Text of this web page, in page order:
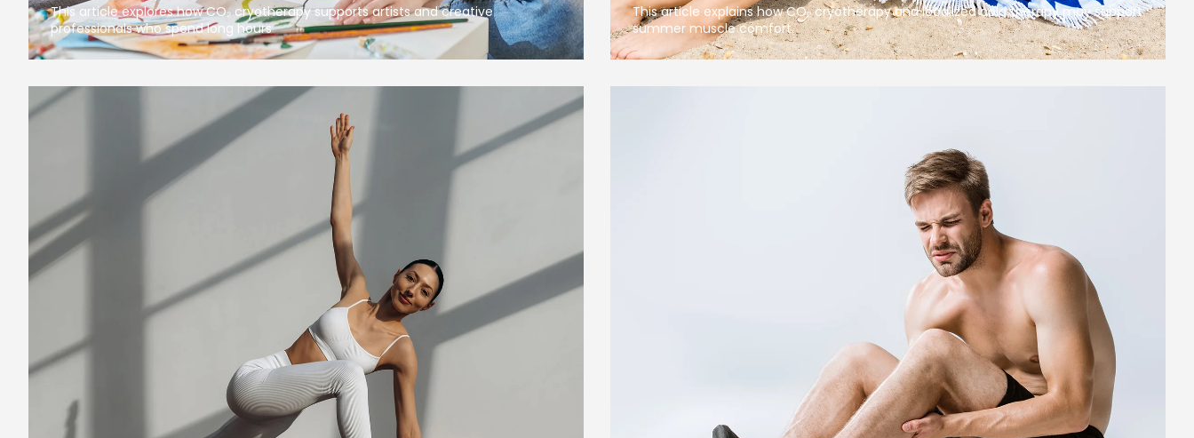
This article explores how CO₂ cryotherapy supports artists and creative
professionals who spend long hours
This article explains how CO₂ cryotherapy and localized cold therapy may support
summer muscle comfort